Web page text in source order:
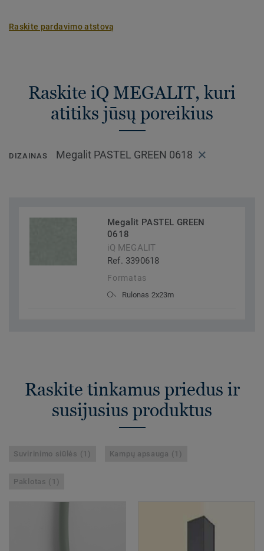
Raskite pardavimo atstovą
Raskite iQ MEGALIT, kuri
atitiks jūsų poreikius
DIZAINAS Megalit PASTEL GREEN 0618
Megalit PASTEL GREEN
0618
iQ MEGALIT
Ref. 3390618
Formatas
Rulonas 2x23m
Raskite tinkamus priedus ir
susijusius produktus
Suvirinimo siūlės (1) Kampų apsauga (1)
Paklotas (1)